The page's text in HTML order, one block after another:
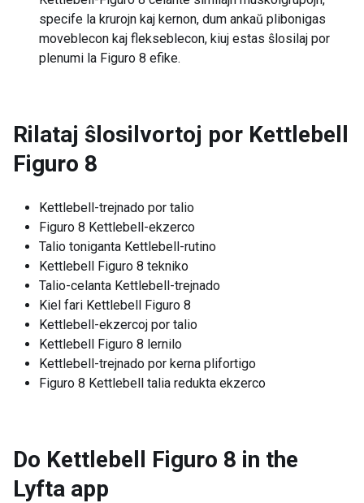
specife la krurojn kaj kernon, dum ankaŭ plibonigas
moveblecon kaj flekseblecon, kiuj estas ŝlosilaj por
plenumi la Figuro 8 efike.
Rilataj ŝlosilvortoj por Kettlebell
Figuro 8
Kettlebell-trejnado por talio
Figuro 8 Kettlebell-ekzerco
Talio toniganta Kettlebell-rutino
Kettlebell Figuro 8 tekniko
Talio-celanta Kettlebell-trejnado
Kiel fari Kettlebell Figuro 8
Kettlebell-ekzercoj por talio
Kettlebell Figuro 8 lernilo
Kettlebell-trejnado por kerna plifortigo
Figuro 8 Kettlebell talia redukta ekzerco
Do Kettlebell Figuro 8 in the
Lyfta app